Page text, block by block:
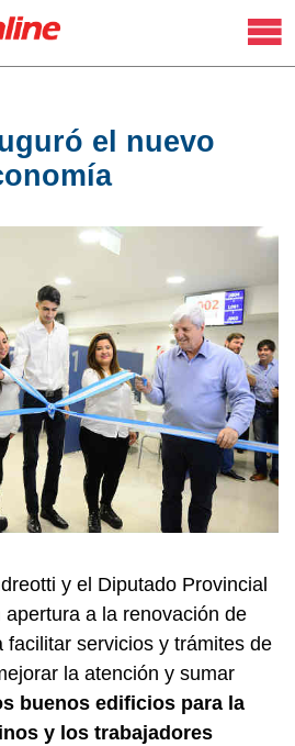
el nuevo
y el Diputado Provincial
a la renovación de
facilitar servicios y trámites de
la atención y sumar
buenos edificios para la
y los trabajadores